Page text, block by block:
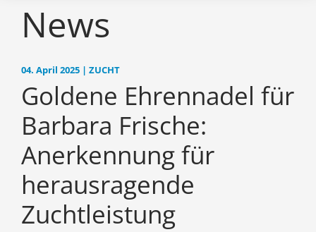
News
04. April 2025 | ZUCHT
Goldene Ehrennadel für
Barbara Frische:
Anerkennung für
herausragende
Zuchtleistung